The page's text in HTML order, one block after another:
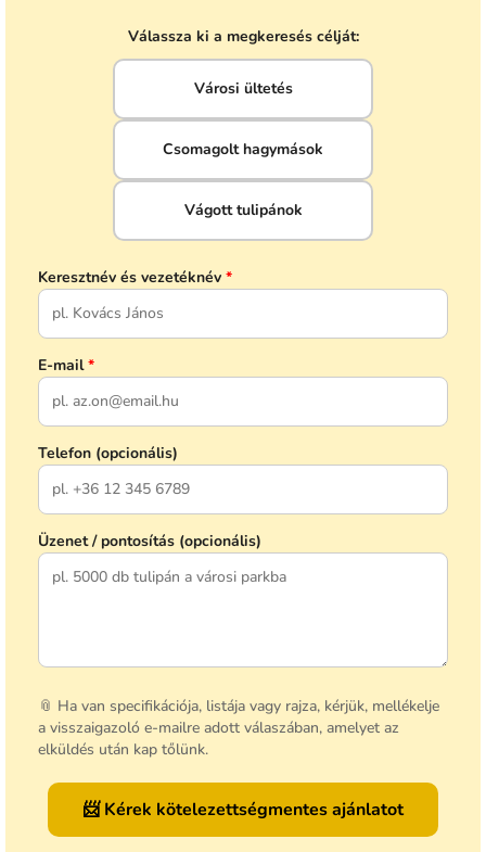
Válassza ki a megkeresés célját:
Városi ültetés
Csomagolt hagymások
Vágott tulipánok
Keresztnév és vezetéknév *
E-mail*
Telefon (opcionális)
Üzenet / pontosítás (opcionális)
📎 Ha van specifikációja, listája vagy rajza, kérjük, mellékelje
a visszaigazoló e-mailre adott válaszában, amelyet az
elküldés után kap tőlünk.
📨 Kérek kötelezettségmentes ajánlatot